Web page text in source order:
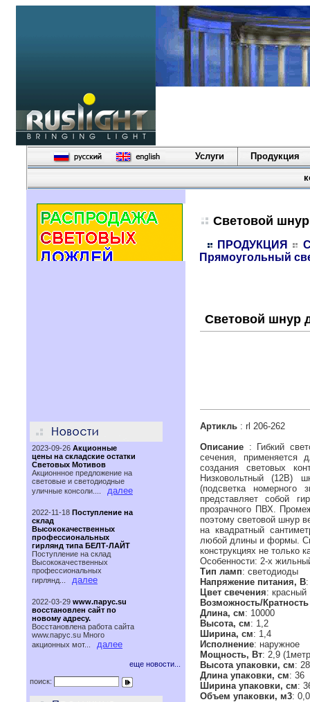
Услуги Продукция
2023-09-26 Акционные
цены на складские остатки
Световых Мотивов
Акционнное предложение на
световые и светодиодные
уличные консоли....
далее
2022-11-18 Поступление на
склад
Высококачественных
профессиональных
гирлянд типа БЕЛТ-ЛАЙТ
Поступление на склад
Высококачественных
профессиональных
гирлянд...
далее
2022-03-29 www.парус.su
восстановлен сайт по
новому адресу.
Восстановлена работа сайта
www.паруc.su Много
акционных мот...
далее
еще новости...
поиск:
Световой шнур
ПРОДУКЦИЯ
Прямоугольный
Световой шнур
Артикль : rl 206-262
Описание : Гибкий
сечения, применяется
создания световых
Низковольтный (12В)
(подсветка
представляет собой
прозрачного ПВХ.
поэтому световой шнур
на квадратный
любой длины и формы.
конструкциях не только
Особенности: 2-х
Тип ламп: светодиоды
Напряжение питания, В
Цвет свечения: красный
Возможность/
Длина, см: 10000
Высота, см: 1,2
Ширина, см: 1,4
Исполнение: наружное
Мощность, Вт: 2,9
Высота упаковки, см: 28
Длина упаковки, см: 36
Ширина упаковки, см:
Объем упаковки, м3: